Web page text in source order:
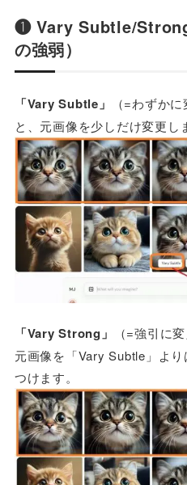
❶ Vary Subtle/
の強弱）
「Vary Subtle」
（=わずか
と、元画像を少しだけ変更し
「Vary Strong」
（=強引に
元画像を「Vary Subtle」よ
つけます。